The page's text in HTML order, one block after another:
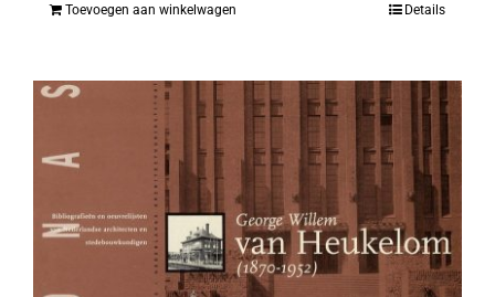
Toevoegen aan winkelwagen Details